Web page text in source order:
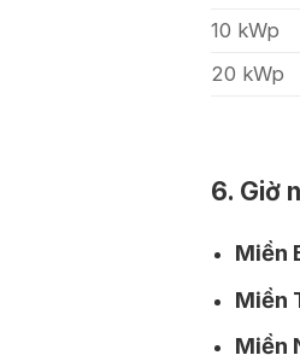
10 kWp
20 kWp
6. Giờ
Miền
Miền
Miền